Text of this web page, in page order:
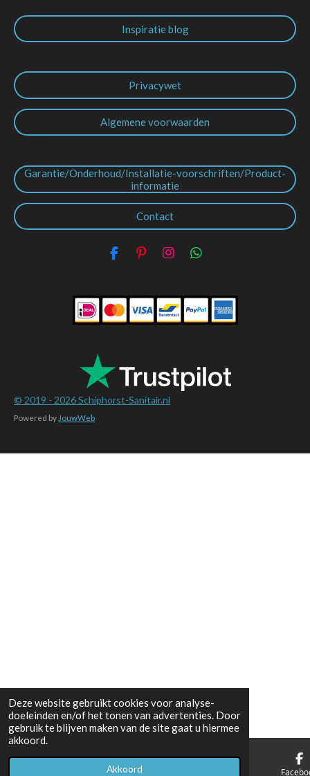
Deze website gebruikt cookies voor analyse-
doeleinden en/of het tonen van advertenties. Door
gebruik te blijven maken van de site gaat u hiermee
akkoord.
Akkoord
Inspiratie blog
Privacywet
Algemene voorwaarden
Garantie/Onderhoud/Installatie-voorschriften/Product-
informatie
Contact
F
e
b
o
P
t
e
r
I
t
a
g
W
t
s
A
© 2019 - 2026Schiphorst-Sanitair.nl
Powered by JouwWeb